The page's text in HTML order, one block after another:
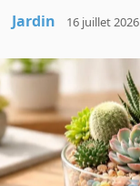
Jardin 16 juillet 2026